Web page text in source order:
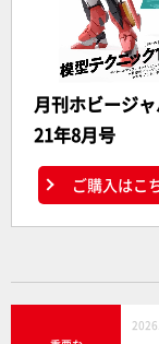
月刊ホビージ
21年8月号
ご購入はこ